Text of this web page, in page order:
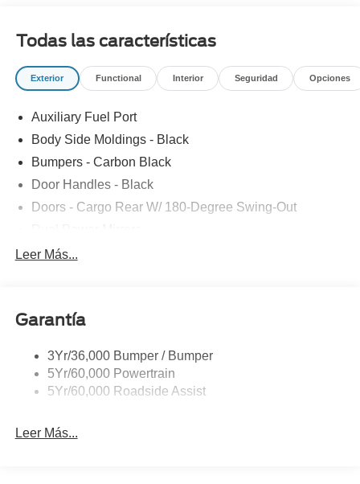
when you're saying it is too good to be true, and let us be
the one's to tell you, it is absolutely true.
Todas las características
Exterior Functional Interior Seguridad Opciones
Auxiliary Fuel Port
Body Side Moldings - Black
Bumpers - Carbon Black
Door Handles - Black
Doors - Cargo Rear W/ 180-Degree Swing-Out
Easy Fuel Capless Filler
Headlamps - Auto On/Off
Tire Inflator/Sealant Kit
Wipers - Rain-Sensing
Leer Más...
Garantía
3Yr/36,000 Bumper / Bumper
5Yr/60,000 Powertrain
5Yr/60,000 Roadside Assist
Leer Más...